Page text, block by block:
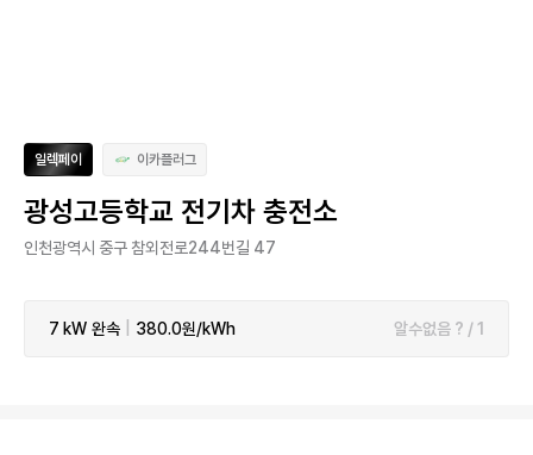
일렉페이 이카플러그
광성고등학교 전기차 충전소
인천광역시 중구 참외전로244번길 47
7 kW 완속 380.0원/kWh 알수없음 ? / 1